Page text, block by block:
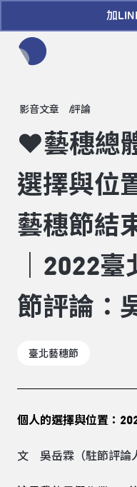
加
影音文章 評論
❤藝穗總
選擇與位
藝穗節結
｜2022
節評論：
臺北藝穗節
個人的選擇與位置：
文 吳岳霖（駐節評論